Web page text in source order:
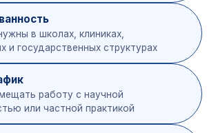
40
Основы психологии 40
Психология общения 40
в школах, клиниках,
и государственных структурах
работу с научной
или частной практикой